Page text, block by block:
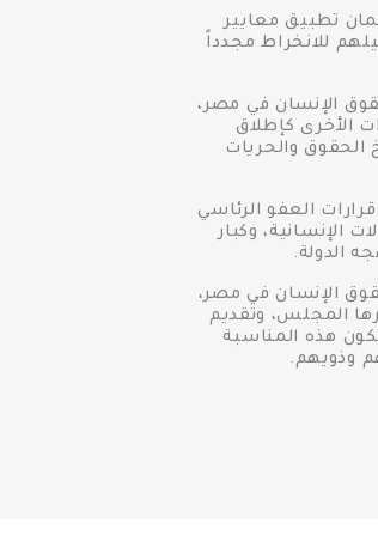
تطبيق معايير
للانخراط مجدداً
الإنسان في مصر،
الأخرى كإطلاق
الحقوق والحريات
العفو الرئاسي
الإنسانية، وكبار
الدولة.
الإنسان في مصر،
المجلس، وتقديم
هذه المناسبة
وذويهم.